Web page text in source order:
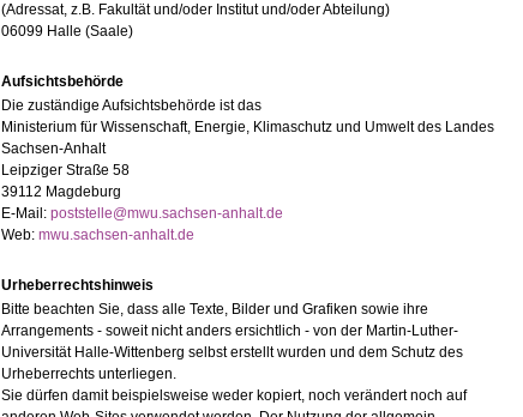
(Adressat, z.B. Fakultät und/oder Institut und/oder Abteilung)
06099 Halle (Saale)
Aufsichtsbehörde
Die zuständige Aufsichtsbehörde ist das
Ministerium für Wissenschaft, Energie, Klimaschutz und Umwelt des Landes
Sachsen-Anhalt
Leipziger Straße 58
39112 Magdeburg
E-Mail: poststelle@mwu.sachsen-anhalt.de
Web: mwu.sachsen-anhalt.de
Urheberrechtshinweis
Bitte beachten Sie, dass alle Texte, Bilder und Grafiken sowie ihre
Arrangements - soweit nicht anders ersichtlich - von der Martin-Luther-
Universität Halle-Wittenberg selbst erstellt wurden und dem Schutz des
Urheberrechts unterliegen.
Sie dürfen damit beispielsweise weder kopiert, noch verändert noch auf